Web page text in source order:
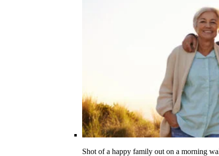
Shot of a happy family out on a morning